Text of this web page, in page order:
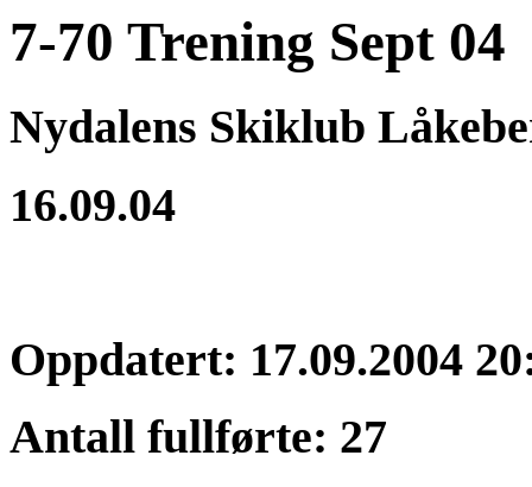
7-70 Trening Sept 04
Nydalens Skiklub
16.09.04
Oppdatert: 17.09.2004
Antall fullførte: 27